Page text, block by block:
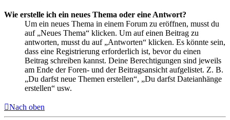
Wie erstelle ich ein neues Thema oder eine Antwort?
Um ein neues Thema in einem Forum zu eröffnen, musst du
auf „Neues Thema“ klicken. Um auf einen Beitrag zu
antworten, musst du auf „Antworten“ klicken. Es könnte sein,
dass eine Registrierung erforderlich ist, bevor du einen
Beitrag schreiben kannst. Deine Berechtigungen sind jeweils
am Ende der Foren- und der Beitragsansicht aufgelistet. Z. B.
„Du darfst neue Themen erstellen“, „Du darfst Dateianhänge
erstellen“ usw.
Nach oben